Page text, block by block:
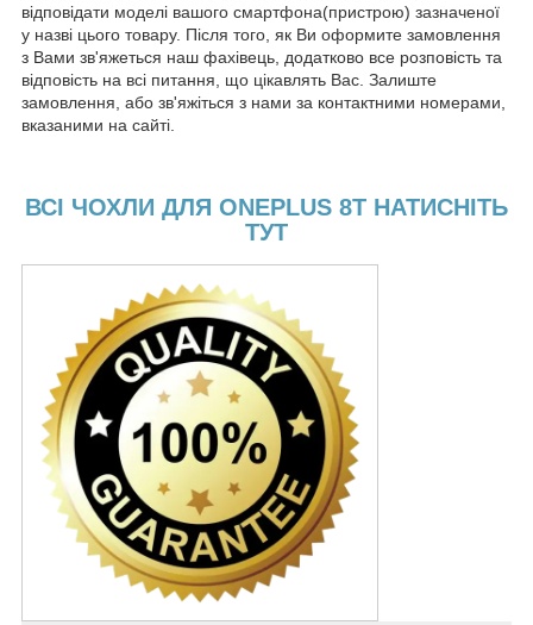
відповідати моделі вашого смартфона(пристрою) зазначеної
у назві цього товару. Після того, як Ви оформите замовлення
з Вами зв'яжеться наш фахівець, додатково все розповість та
відповість на всі питання, що цікавлять Вас. Залиште
замовлення, або зв'яжіться з нами за контактними номерами,
вказаними на сайті.
ВСІ ЧОХЛИ ДЛЯ ONEPLUS 8T НАТИСНІТЬ
ТУТ